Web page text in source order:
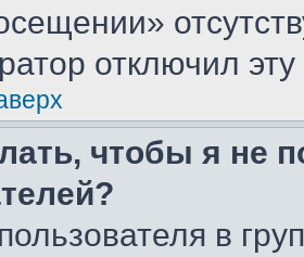
отключил
чтобы я не
в